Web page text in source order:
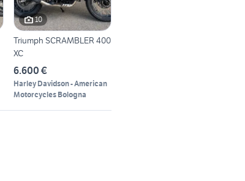
10
Triumph SCRAMBLER 400
XC
6.600 €
Harley Davidson - American
Motorcycles Bologna